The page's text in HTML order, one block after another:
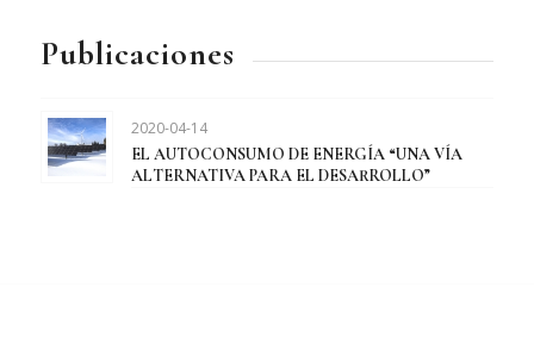
Publicaciones
2020-04-14
EL AUTOCONSUMO DE ENERGÍA “UNA VÍA
ALTERNATIVA PARA EL DESARROLLO”